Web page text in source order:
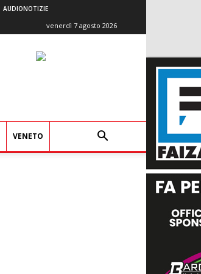
AUDIONOTIZIE
venerdì 7 agosto 2026
VENETO